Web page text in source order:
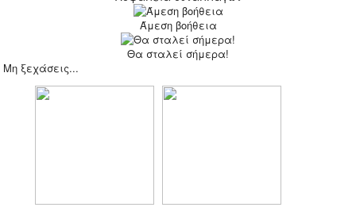
Άμεση βοήθεια
Θα σταλεί σήμερα!
Μη ξεχάσεις...